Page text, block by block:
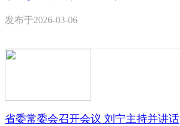
发布于2026-03-06
省委常委会召开会议 刘宁主持并讲话